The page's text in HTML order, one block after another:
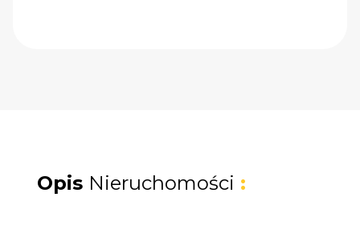
Opis Nieruchomości :